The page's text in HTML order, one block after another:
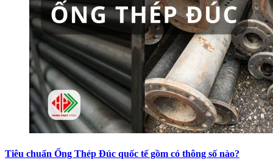
Tiêu chuẩn Ống Thép Đúc quốc tế gồm có thông số nào?